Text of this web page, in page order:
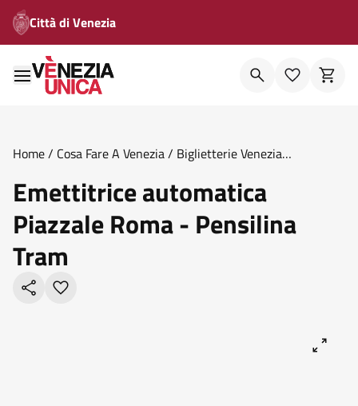
Città di Venezia
Home/ Cosa Fare A Venezia/ Biglietterie Venezia
Tram
Emettitrice automatica
Piazzale Roma - Pensilina
Tram